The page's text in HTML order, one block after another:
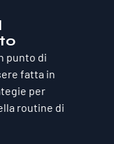
punto di
fatta in
per
routine di